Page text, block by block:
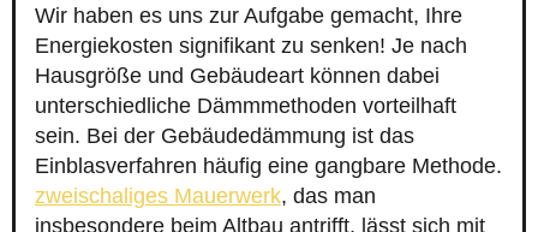
Wir haben es uns zur Aufgabe gemacht, Ihre
Energiekosten signifikant zu senken! Je nach
Hausgröße und Gebäudeart können dabei
unterschiedliche Dämmmethoden vorteilhaft
sein. Bei der Gebäudedämmung ist das
Einblasverfahren häufig eine gangbare Methode.
zweischaliges Mauerwerk, das man
insbesondere beim Altbau antrifft, lässt sich mit